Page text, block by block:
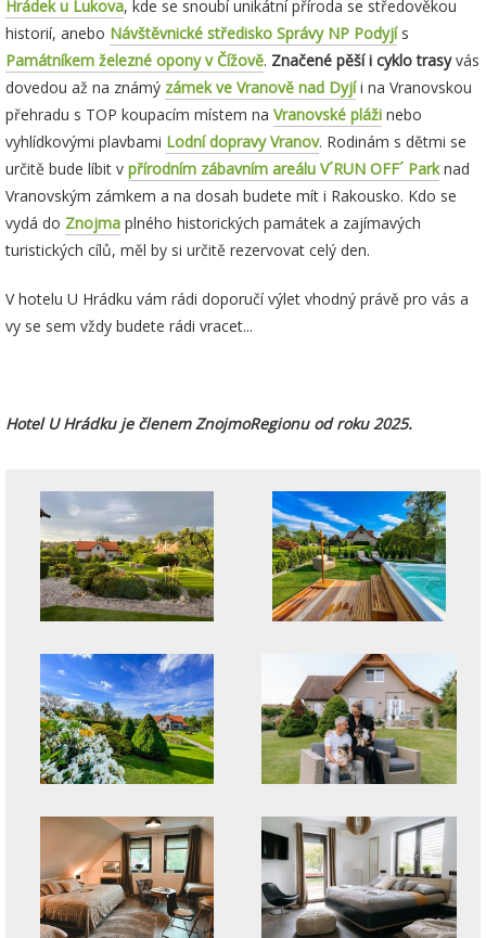
Hrádek u Lukova, kde se snoubí unikátní příroda se středověkou
historií, anebo Návštěvnické středisko Správy NP Podyjís
Památníkem železné opony v Čížově. Značené pěší i cyklo trasyvás
dovedou až na známý zámek ve Vranově nad Dyjíi na Vranovskou
přehradu s TOP koupacím místem na Vranovské pláži nebo
vyhlídkovými plavbami Lodní dopravy Vranov. Rodinám s dětmi se
určitě bude líbit v přírodním zábavním areálu V´RUN OFF´ Parknad
Vranovským zámkem a na dosah budete mít i Rakousko. Kdo se
vydá do Znojma plného historických památek a zajímavých
turistických cílů, měl by si určitě rezervovat celý den.
V hotelu U Hrádku vám rádi doporučí výlet vhodný právě pro vás a
vy se sem vždy budete rádi vracet...
Hotel U Hrádku je členem ZnojmoRegionu od roku 2025.